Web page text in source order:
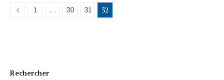
1 … 30 31 32
Rechercher